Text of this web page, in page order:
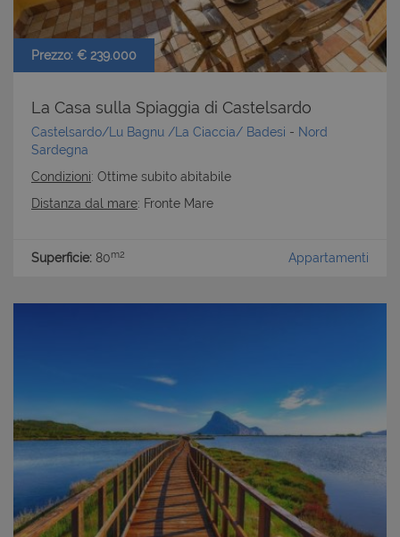
Prezzo: € 239.000
La Casa sulla Spiaggia di Castelsardo
Castelsardo/Lu Bagnu /La Ciaccia/ Badesi - Nord
Sardegna
Condizioni: Ottime subito abitabile
Distanza dal mare: Fronte Mare
Superficie: 80m2 Appartamenti